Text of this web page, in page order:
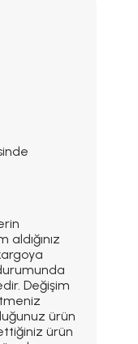
aldığınız
Değişim
ürün
ürün